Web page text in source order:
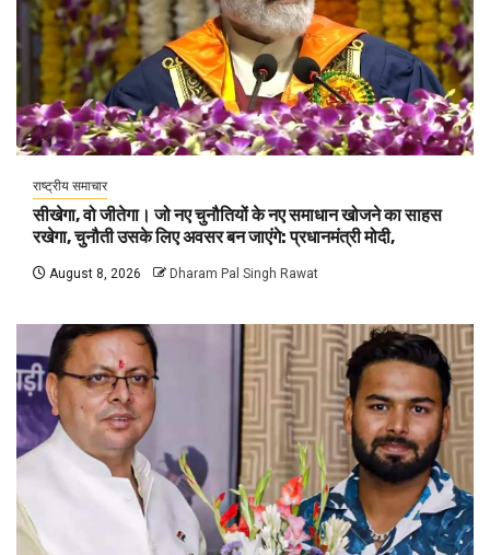
राष्ट्रीय समाचार
सीखेगा, वो जीतेगा। जो नए चुनौतियों के नए समाधान खोजने का साहस
रखेगा, चुनौती उसके लिए अवसर बन जाएंगे: प्रधानमंत्री मोदी,
August 8, 2026 Dharam Pal Singh Rawat